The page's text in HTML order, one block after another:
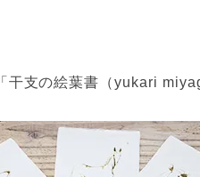
「干支の絵葉書（yukari